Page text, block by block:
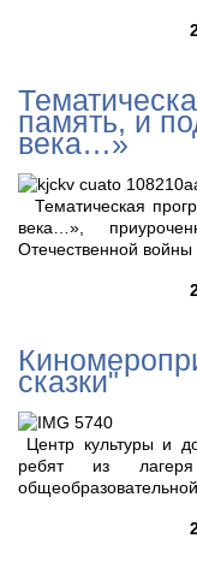
память, и
века…»
Тематическая
века…»,
Отечественной войны
сказки"
Центр культуры и
ребят из